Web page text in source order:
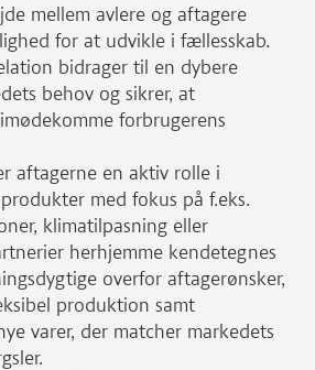
mellem avlere og aftagere
for at udvikle i fællesskab.
bidrager til en dybere
behov og sikrer, at
forbrugerens
aftagerne en aktiv rolle i
med fokus på f.eks.
klimatilpasning eller
herhjemme kendetegnes
overfor aftagerønsker,
produktion samt
varer, der matcher markedets